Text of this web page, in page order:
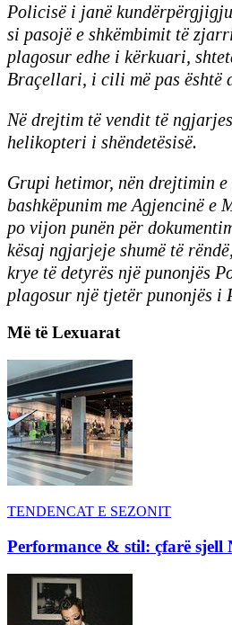
Policisë i janë
si pasojë e shkëmbimit të
plagosur edhe i kërkuari,
Braçellari, i cili më pas është
Në drejtim të vendit të
helikopteri i shëndetësisë.
Grupi hetimor, nën drejtimin
bashkëpunim me Agjencinë e
po vijon punën për
kësaj ngjarjeje shumë të
krye të detyrës një punonjës
plagosur një tjetër punonjës i
Më të Lexuarat
TENDENCAT E SEZONIT
Performance & stil: çfarë sjell